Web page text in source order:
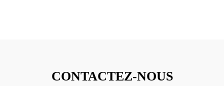
CONTACTEZ-NOUS